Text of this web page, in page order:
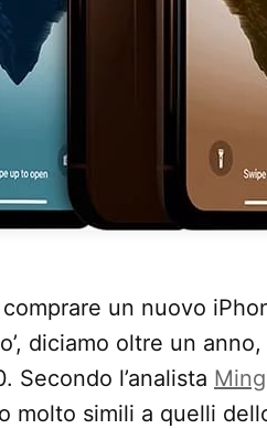
un nuovo
diciamo oltre un
Secondo l’analista
molto simili a quelli